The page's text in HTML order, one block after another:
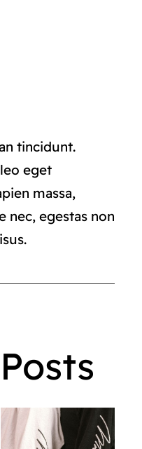
tincidunt.
eget
massa,
nec, egestas non